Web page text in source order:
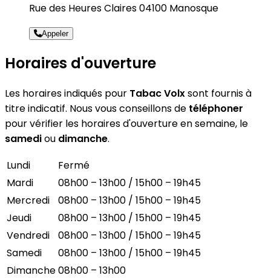
Rue des Heures Claires 04100 Manosque
Appeler
Horaires d'ouverture
Les horaires indiqués pour Tabac Volxsont fournis à
titre indicatif. Nous vous conseillons de téléphoner
pour vérifier les horaires d'ouverture en semaine, le
samediou dimanche.
Lundi
Fermé
Mardi
08h00 – 13h00 / 15h00 – 19h45
Mercredi
08h00 – 13h00 / 15h00 – 19h45
Jeudi
08h00 – 13h00 / 15h00 – 19h45
Vendredi
08h00 – 13h00 / 15h00 – 19h45
Samedi
08h00 – 13h00 / 15h00 – 19h45
Dimanche08h00 – 13h00